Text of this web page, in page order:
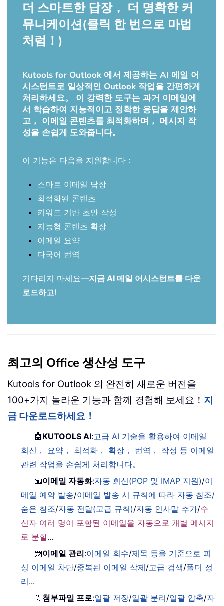
더 스마트한 답장， 더 명확한 커
뮤니케이션(클릭 한 번으로 마법
처럼！)
Kutools for Outlook 에서 제공하는 AI 메일 어
시스턴트로 일상적인 Outlook 작업을 간편하게
처리하세요。 이 강력한 도구는 과거 이메일에
서 학습하여 지능적이고 정확한 응답을 제안하
고， 이메일 콘텐츠를 최적화하며， 메시지 작
성을 손쉽게 도와줍니다。
이 기능은 다음을 지원합니다：
스마트 이메일 답장
최적화된 콘텐츠
키워드 기반 초안 작성
지능형 콘텐츠 확장
이메일 요약
다국어 번역
기다리지 마세요—지금 AI 메일 어시스턴트를 다운
로드하고!
최고의 Office 생산성 도구
Kutools for Outlook 의 완전히 새로운 버전을
100+가지 놀라운 기능과 함께 경험해 보세요！ 지
금 다운로드하세요！
🤖 KUTOOLS AI:고급 AI 기술을 활용하여 이메일
회신， 요약， 최적화， 확장， 번역， 작성 등 이메일
관련 작업을 손쉽게 처리합니다。
📧이메일 자동화:자동 회신(POP 및 IMAP 지원)/이
메일 예약 발송/이메일 발송 시 규칙에 따라 자동 참조/
숨은 참조/자동 전달(고급 규칙)/자동 인사말 추가/수
신자 여러 명이 포함된 이메일을 자동으로 개별 메시지
로 분할...
📨이메일 관리:이메일 회수/제목 등을 기준으로 피
싱 이메일 차단/중복된 이메일 삭제/고급 검색/폴더 정
리...
📁 첨부파일 프로:일괄 저장/일괄 분리/일괄 압축/자